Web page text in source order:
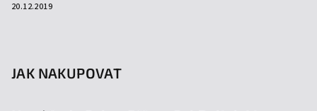
20.12.2019
JAK NAKUPOVAT